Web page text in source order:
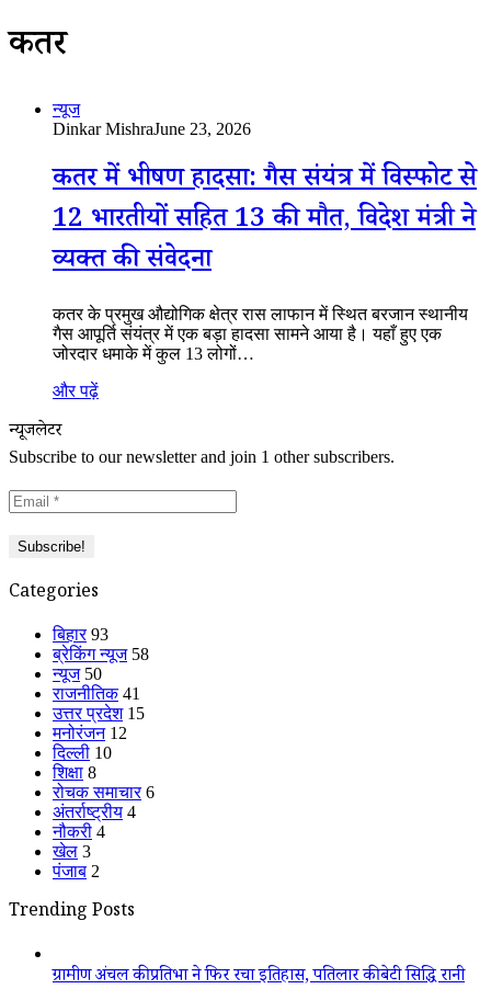
कतर
न्यूज
Dinkar MishraJune 23, 2026
कतर में भीषण हादसा: गैस संयंत्र में विस्फोट से
12 भारतीयों सहित 13 की मौत, विदेश मंत्री ने
व्यक्त की संवेदना
कतर के प्रमुख औद्योगिक क्षेत्र रास लाफान में स्थित बरजान स्थानीय
गैस आपूर्ति संयंत्र में एक बड़ा हादसा सामने आया है। यहाँ हुए एक
जोरदार धमाके में कुल 13 लोगों…
और पढ़ें
न्यूजलेटर
Subscribe to our newsletter and join 1 other subscribers.
Categories
बिहार 93
ब्रेकिंग न्यूज 58
न्यूज 50
राजनीतिक 41
उत्तर प्रदेश 15
मनोरंजन 12
दिल्ली 10
शिक्षा 8
रोचक समाचार 6
अंतर्राष्ट्रीय 4
नौकरी 4
खेल 3
पंजाब 2
Trending Posts
ग्रामीण अंचल की प्रतिभा ने फिर रचा इतिहास, पतिलार की बेटी सिद्धि रानी